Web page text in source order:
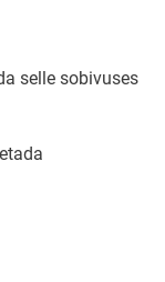
selle sobivuses